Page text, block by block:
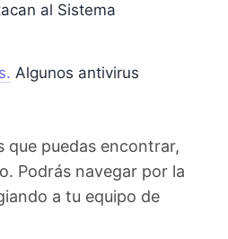
al Sistema
Algunos antivirus
que puedas encontrar,
Podrás navegar por la
a tu equipo de